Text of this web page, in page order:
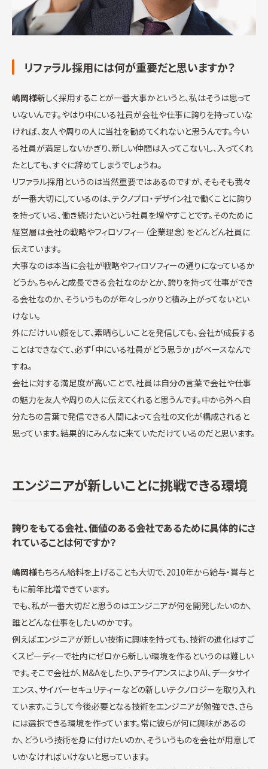
リファラル採用には何が重要だと思いますか？
嶋岡様新しく採用することが一番大事かというと、私はそうは思って
いないんです。やはり中にいる社員が会社や仕事に誇りを持っていな
ければ、友人や周りの人に当社を勧めてくれないと思うんです。今い
る社員が満足しないかぎり、新しい仲間は入ってこないし、入ってくれ
たとしても、すぐに辞めてしまうでしょうね。
リファラル採用というのは当然重要ではあるのですが、そもそも我々
が一番大切にしているのは、テクノプロ・デザイン社で働くことに誇り
を持っている、働き続けたいという社員を増やすことです。そのために
経営層は会社の戦略やフィロソフィー（企業理念）をどんどん社員に
伝えています。
大事なのは本当に会社が戦略やフィロソフィーの通りになっているか
どうか。ちゃんと成長できる会社なのかとか、誇りを持って仕事ができ
る会社なのか、そういうものが年々しっかりと積み上がってないとい
けない。
外にだけいい顔をして、素晴らしいことを発信しても、会社が成長する
ことはできなくて、必ず「中にいる社員がどう思うか」がベースなんで
すね。
会社に対する満足度が高いことで、社員は自分の言葉で会社や仕事
の魅力を友人や周りの人に伝えてくれると思うんです。中から外へ自
分たちの言葉で発信できる人間によって会社の文化が構成されると
思っています。結果的にみんなに来ていただけているのだと思います。
エンジニアが新しいことに挑戦できる環境
誇りをもてる会社、価値のある会社であるために具体的にさ
れていることは何ですか？
嶋岡様もちろん給料を上げることも大切で、2010年から給与・賞与と
もに前年比増できています。
でも、私が一番大切だと思うのはエンジニアが何を開発したいのか、
誰とどんな仕事をしたいのかです。
例えばエンジニアが新しい技術に興味を持っても、技術の進化はすご
くスピーディーで社内にゼロから新しい環境を作るというのは難しい
です。そこで会社が、M&Aをしたり、アライアンスによりAI、データサイ
エンス、サイバーセキュリティーなどの新しいテクノロジーを取り入れ
ています。こうして今後必要となる技術をエンジニアが勉強でき、さら
には選択できる環境を作っています。常に彼らが何に興味があるの
か、どういう技術を身に付けたいのか、そういうものを会社が用意して
いかなければいけないと思っています。